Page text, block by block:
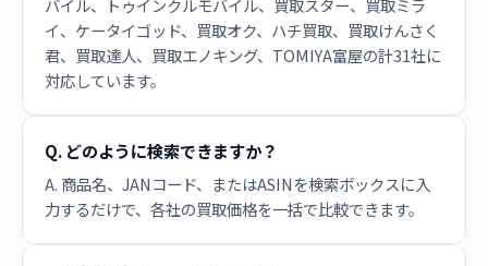
バイル、トゥインクルモバイル、買取スター、買取ミラ
イ、ケータイゴッド、買取オク、ハチ買取、買取けんさく
君、買取達人、買取エノキング、TOMIYA富屋の計31社に
対応しています。
Q. どのように検索できますか？
A. 商品名、JANコード、またはASINを検索ボックスに入
力するだけで、各社の買取価格を一括で比較できます。